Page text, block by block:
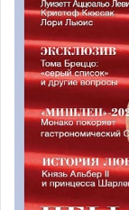
10:00. Андреа
Казираги, Луи
Шарлен,
Святого Николая.